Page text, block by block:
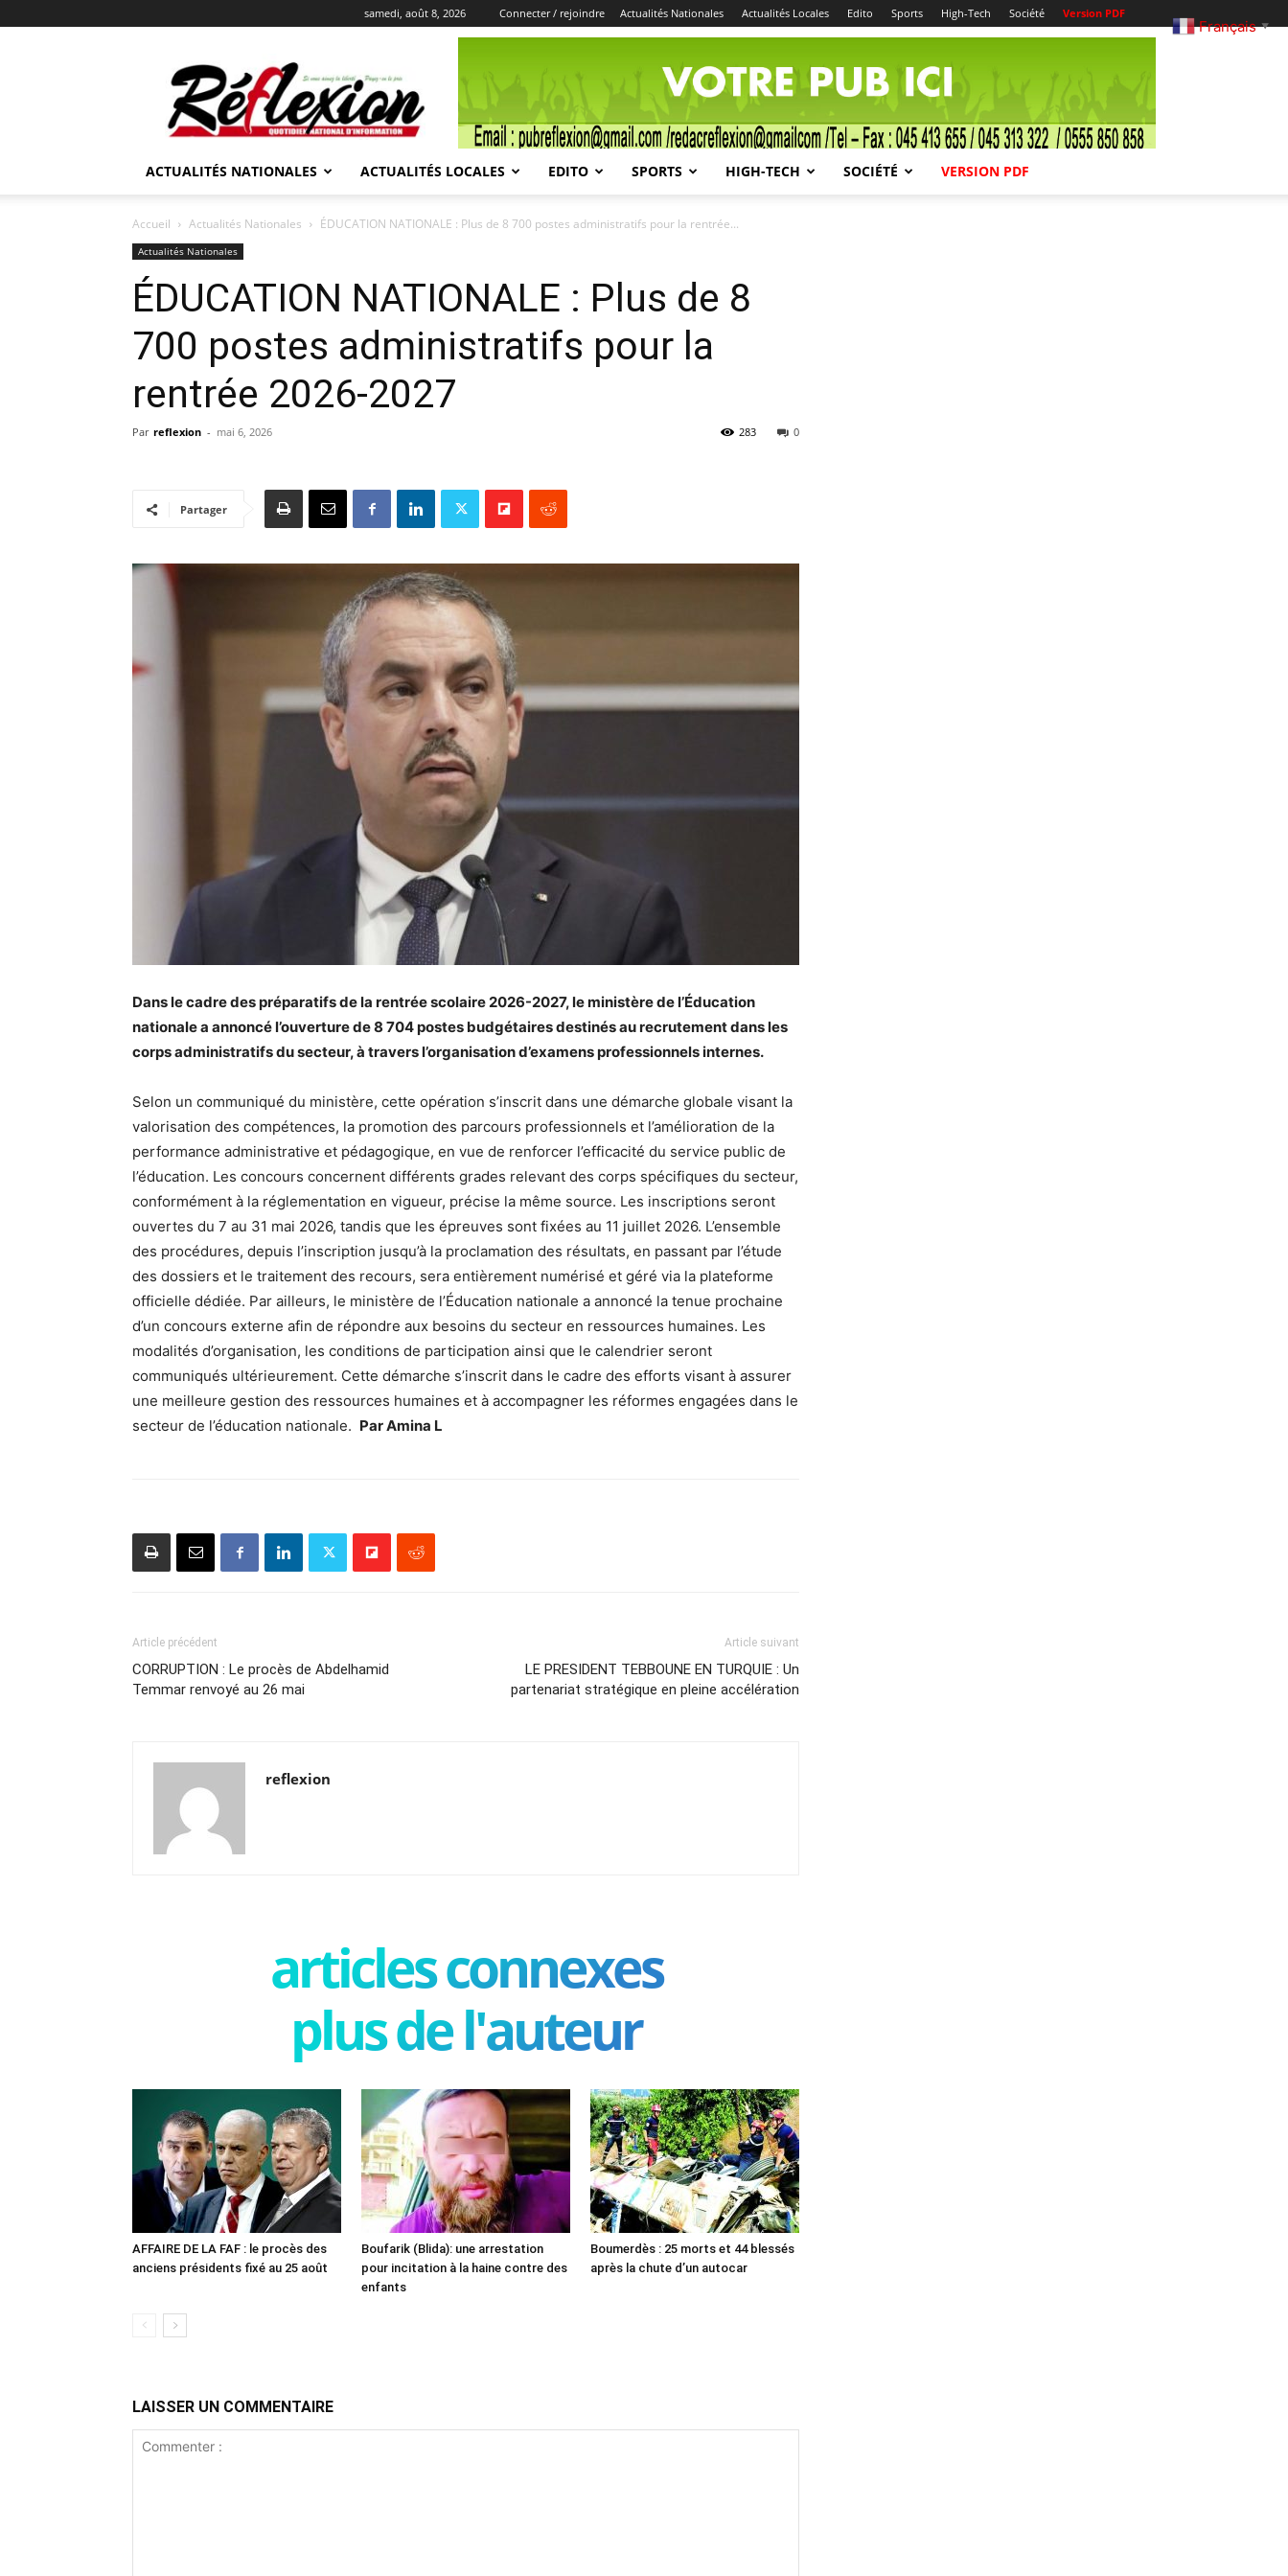
samedi, août 8, 2026 Connecter / rejoindre Actualités Nationales Actualités Locales Edito Sports High-Tech Société Version PDF
REFLEXION
ACTUALITÉS NATIONALES ACTUALITÉS LOCALES EDITO SPORTS HIGH-TECH SOCIÉTÉ VERSION PDF
Accueil Actualités Nationales ÉDUCATION NATIONALE : Plus de 8 700 postes administratifs pour la rentrée...
Actualités Nationales
ÉDUCATION NATIONALE : Plus de 8
700 postes administratifs pour la
rentrée 2026-2027
Par reflexion - mai 6, 2026 0
283
Partager
Dans le cadre des préparatifs de la rentrée scolaire 2026-2027, le ministère de l’Éducation
nationale a annoncé l’ouverture de 8 704 postes budgétaires destinés au recrutement dans les
corps administratifs du secteur, à travers l’organisation d’examens professionnels internes.
Selon un communiqué du ministère, cette opération s’inscrit dans une démarche globale visant la
valorisation des compétences, la promotion des parcours professionnels et l’amélioration de la
performance administrative et pédagogique, en vue de renforcer l’efficacité du service public de
l’éducation. Les concours concernent différents grades relevant des corps spécifiques du secteur,
conformément à la réglementation en vigueur, précise la même source. Les inscriptions seront
ouvertes du 7 au 31 mai 2026, tandis que les épreuves sont fixées au 11 juillet 2026. L’ensemble
des procédures, depuis l’inscription jusqu’à la proclamation des résultats, en passant par l’étude
des dossiers et le traitement des recours, sera entièrement numérisé et géré via la plateforme
officielle dédiée. Par ailleurs, le ministère de l’Éducation nationale a annoncé la tenue prochaine
d’un concours externe afin de répondre aux besoins du secteur en ressources humaines. Les
modalités d’organisation, les conditions de participation ainsi que le calendrier seront
communiqués ultérieurement. Cette démarche s’inscrit dans le cadre des efforts visant à assurer
une meilleure gestion des ressources humaines et à accompagner les réformes engagées dans le
secteur de l’éducation nationale. Par Amina L
Article précédent
CORRUPTION : Le procès de Abdelhamid
Temmar renvoyé au 26 mai
Article suivant
LE PRESIDENT TEBBOUNE EN TURQUIE : Un
partenariat stratégique en pleine accélération
reflexion
articles connexes
plus de l'auteur
AFFAIRE DE LA FAF : le procès des
anciens présidents fixé au 25 août
Boufarik (Blida): une arrestation
pour incitation à la haine contre des
enfants
Boumerdès : 25 morts et 44 blessés
après la chute d’un autocar
LAISSER UN COMMENTAIRE
Français ▼